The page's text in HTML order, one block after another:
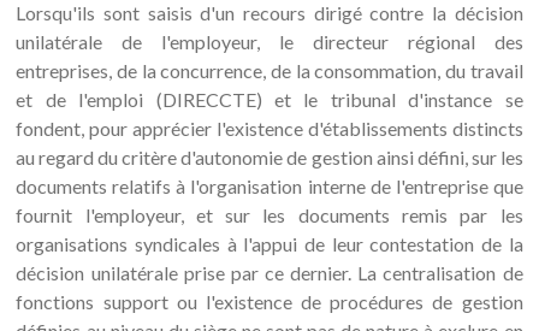
Lorsqu'ils sont saisis d'un recours dirigé contre la décision
unilatérale de l'employeur, le directeur régional des
entreprises, de la concurrence, de la consommation, du travail
et de l'emploi (DIRECCTE) et le tribunal d'instance se
fondent, pour apprécier l'existence d'établissements distincts
au regard du critère d'autonomie de gestion ainsi défini, sur les
documents relatifs à l'organisation interne de l'entreprise que
fournit l'employeur, et sur les documents remis par les
organisations syndicales à l'appui de leur contestation de la
décision unilatérale prise par ce dernier. La centralisation de
fonctions support ou l'existence de procédures de gestion